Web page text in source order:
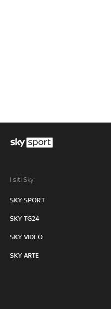
I siti Sky:
SKY SPORT
SKY TG24
SKY VIDEO
SKY ARTE